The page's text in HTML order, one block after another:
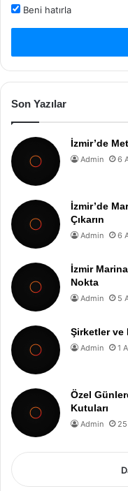
Beni hatırla
Son Yazılar
İzmir’de
Admin 6
İzmir’de
Çıkarın
Admin 6
İzmir
Nokta
Admin 5
Şirketler ve
Admin 1
Özel
Kutuları
Admin